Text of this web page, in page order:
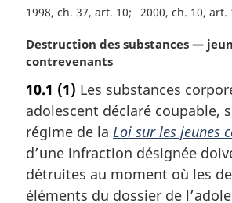
:1998, ch. 37, art. 10 2000, ch. 10, art.
N
o
e
m
a
r
i
n
Destruction des substances —
contrevenants
10.1 (1) Les substances
adolescent déclaré coupable,
régime de la Loi sur les jeunes
d’une infraction désignée
détruites au moment où les
éléments du dossier de